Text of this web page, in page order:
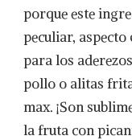
porque este
peculiar,
para los
pollo o alitas
max. ¡Son
la fruta con